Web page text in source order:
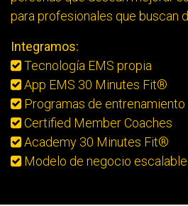
para profesionales que buscan
Integramos:
Tecnología EMS propia
App EMS 30 Minutes Fit®
Programas de entrenamiento
Certified Member Coaches
Academy 30 Minutes Fit®
Modelo de negocio escalable